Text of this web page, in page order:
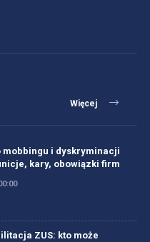
Więcej
mobbingu i dyskryminacji
kary, obowiązki firm
ZUS: kto może